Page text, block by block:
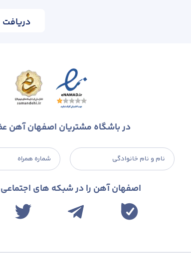
دریافت
در باشگاه مشتریان اصفهان آهن
نام و نام خانوادگی شماره همراه
اصفهان آهن را در شبکه های اجتماعی